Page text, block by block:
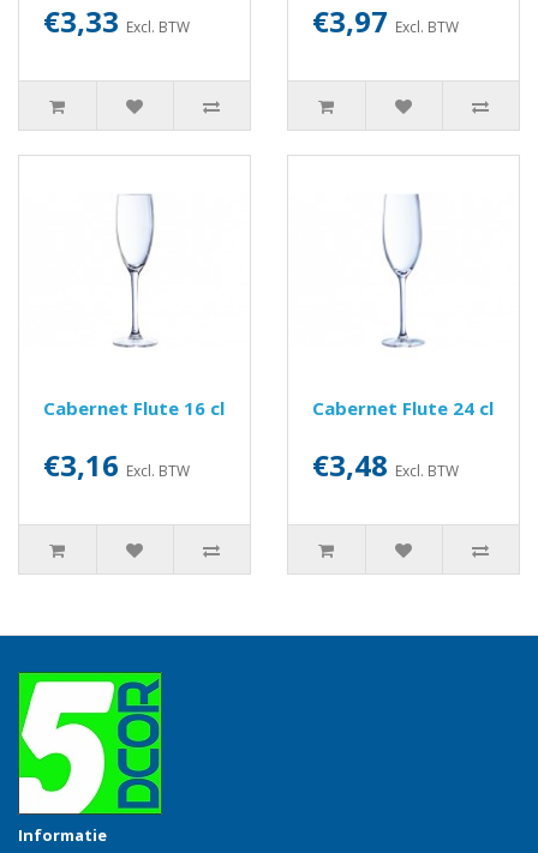
€3,33 Excl. BTW €3,97 Excl. BTW
Cabernet Flute 16 cl
€3,16 Excl. BTW
Cabernet Flute 24 cl
€3,48 Excl. BTW
Informatie